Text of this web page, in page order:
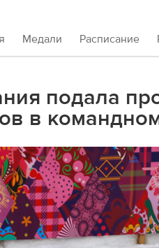
Медали Расписание
подала
в